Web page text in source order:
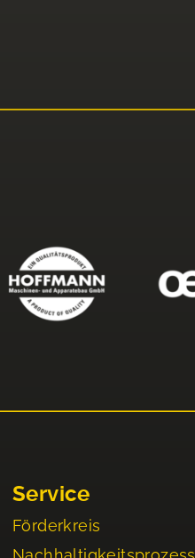
Service
Förderkreis